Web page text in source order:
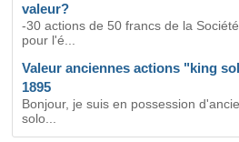
valeur?
-30 actions de 50 francs de la
pour l'é...
Valeur anciennes actions "king
1895
Bonjour, je suis en possession
solo...